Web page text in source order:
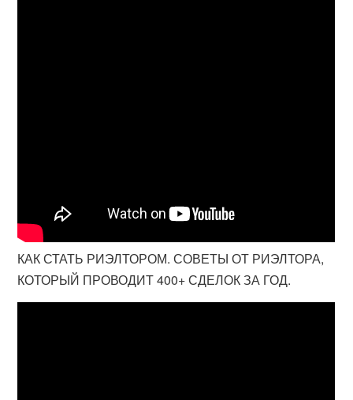
КАК СТАТЬ РИЭЛТОРОМ. СОВЕТЫ ОТ РИЭЛТОРА,
КОТОРЫЙ ПРОВОДИТ 400+ СДЕЛОК ЗА ГОД.